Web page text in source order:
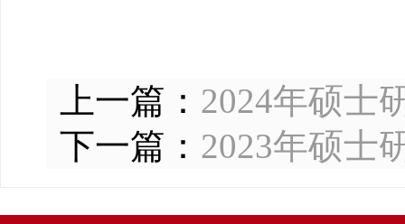
上一篇： 2024年硕士
下一篇： 2023年硕士